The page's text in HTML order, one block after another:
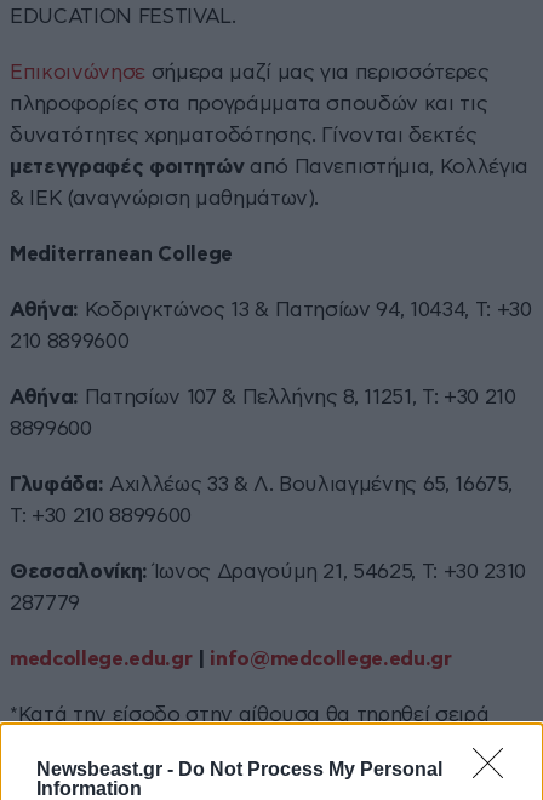
Newsbeast.gr - Do Not Process My Personal
Information
EDUCATION FESTIVAL.
Επικοινώνησε σήμερα μαζί μας για περισσότερες
πληροφορίες στα προγράμματα σπουδών και τις
δυνατότητες χρηματοδότησης. Γίνονται δεκτές
μετεγγραφές φοιτητώναπό Πανεπιστήμια, Κολλέγια
& ΙΕΚ (αναγνώριση μαθημάτων).
Mediterranean College
Αθήνα: Κοδριγκτώνος 13 & Πατησίων 94, 10434, Τ: +30
210 8899600
Αθήνα: Πατησίων 107 & Πελλήνης 8, 11251, Τ: +30 210
8899600
Γλυφάδα: Αχιλλέως 33 & Λ. Βουλιαγμένης 65, 16675,
Τ: +30 210 8899600
Θεσσαλονίκη:Ίωνος Δραγούμη 21, 54625, T: +30 2310
287779
medcollege.edu.gr| info@medcollege.edu.gr
*Κατά την είσοδο στην αίθουσα θα τηρηθεί σειρά